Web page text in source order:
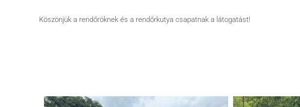
Köszönjük a rendőröknek és a rendőrkutya csapatnak a látogatást!